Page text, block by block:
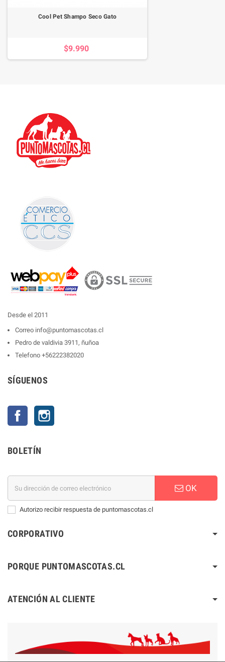
Cool Pet Shampo Seco Gato
$9.990
Desde el 2011
Correo info@puntomascotas.cl
Pedro de valdivia 3911, ñuñoa
Telefono +56222382020
SÍGUENOS
Facebook
BOLETÍN
OK
Autorizo recibir respuesta de puntomascotas.cl
CORPORATIVO
PORQUE PUNTOMASCOTAS.CL
ATENCIÓN AL CLIENTE